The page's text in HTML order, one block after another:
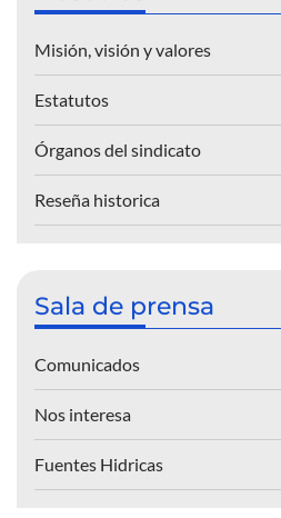
Misión, visión y valores
Estatutos
Órganos del sindicato
Reseña historica
Sala de prensa
Comunicados
Nos interesa
Fuentes Hidricas